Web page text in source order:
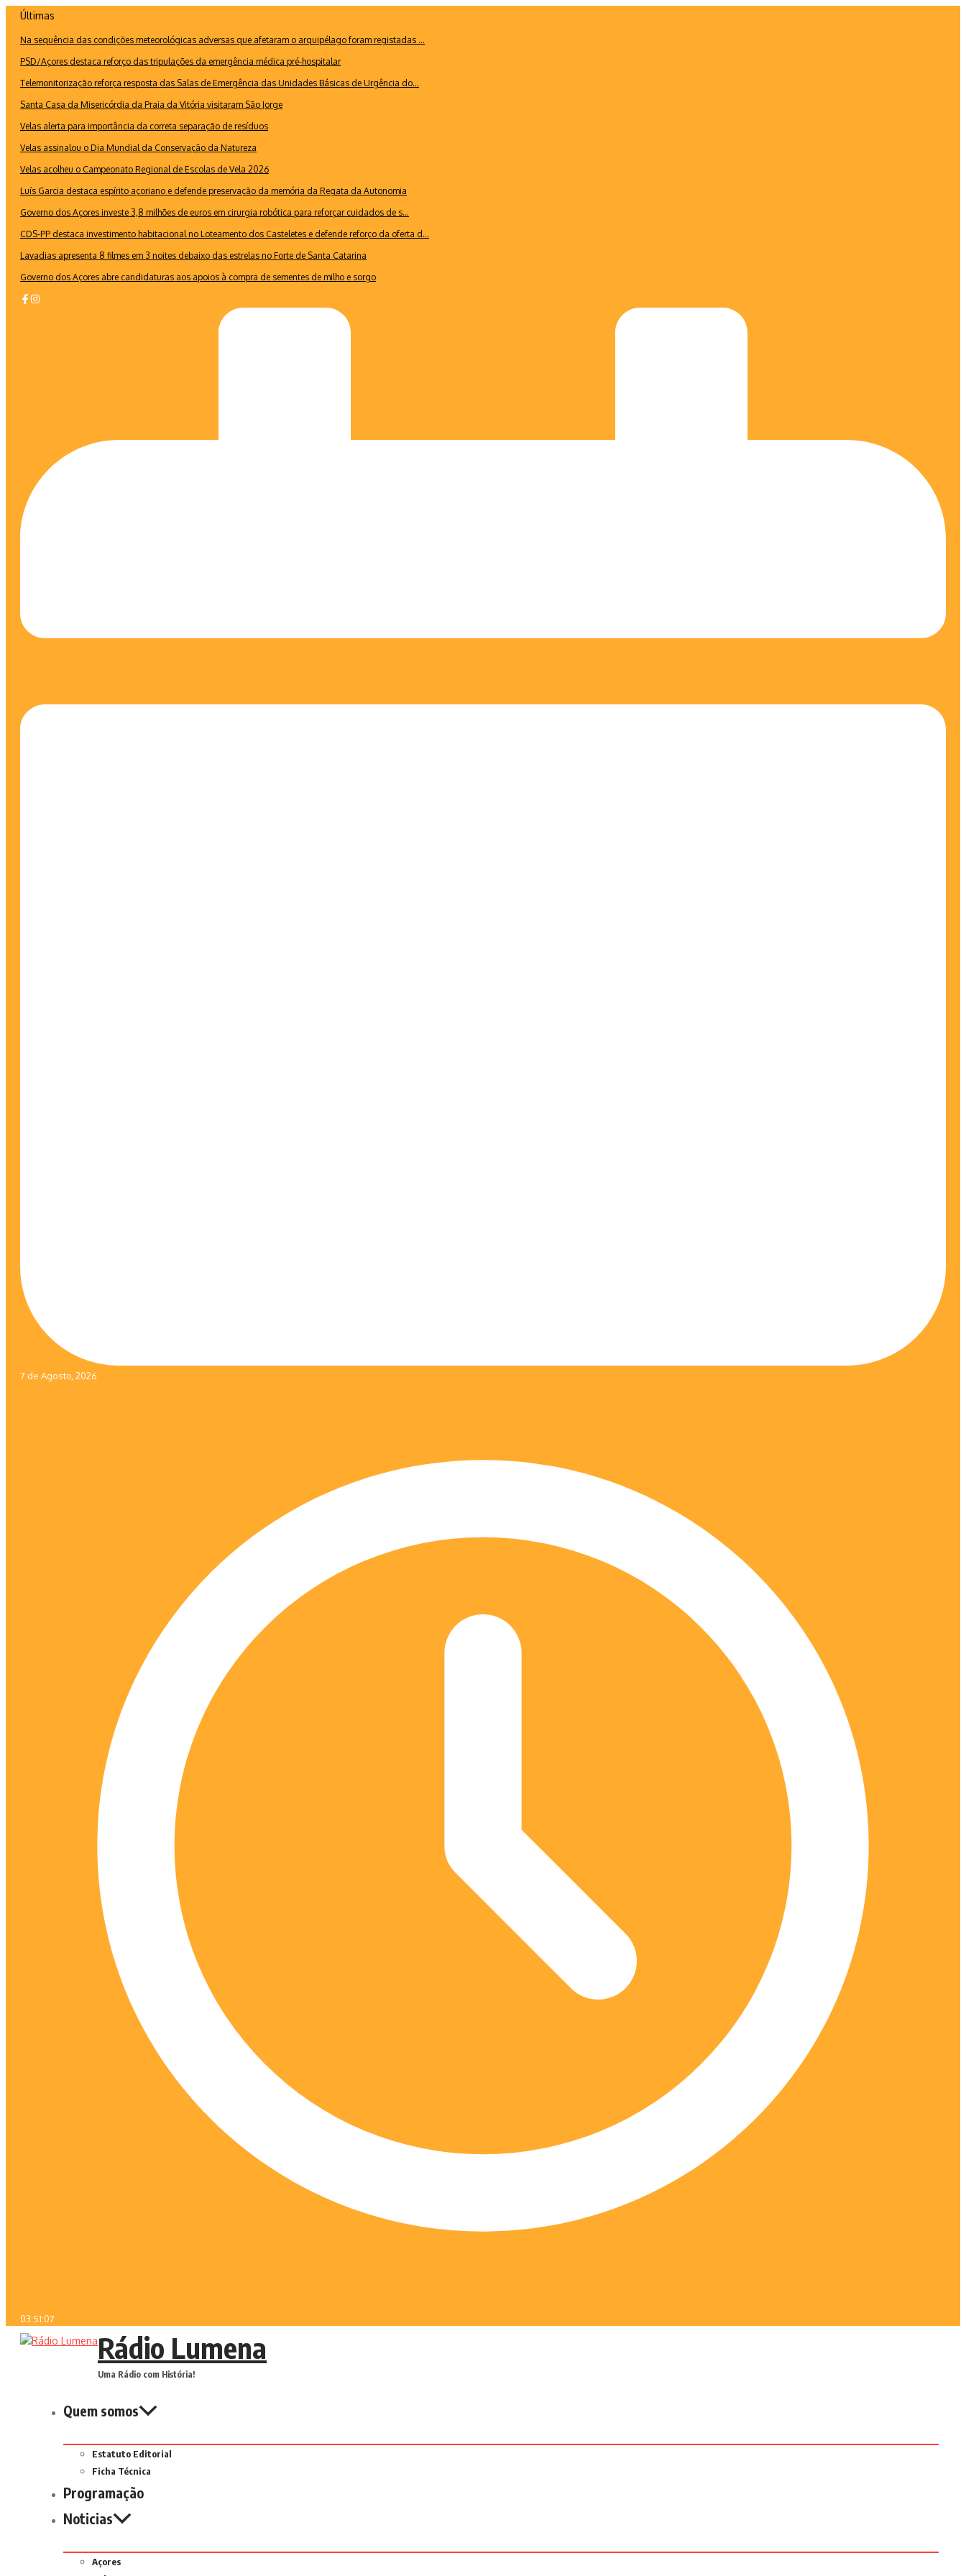
conteúdo
Últimas
Na sequência das condições meteorológicas adversas que afetaram o arquipélago foram registadas ...
PSD/Açores destaca reforço das tripulações da emergência médica pré-hospitalar
Telemonitorização reforça resposta das Salas de Emergência das Unidades Básicas de Urgência do...
Santa Casa da Misericórdia da Praia da Vitória visitaram São Jorge
Velas alerta para importância da correta separação de resíduos
Velas assinalou o Dia Mundial da Conservação da Natureza
Velas acolheu o Campeonato Regional de Escolas de Vela 2026
Luís Garcia destaca espírito açoriano e defende preservação da memória da Regata da Autonomia
Governo dos Açores investe 3,8 milhões de euros em cirurgia robótica para reforçar cuidados de s...
CDS-PP destaca investimento habitacional no Loteamento dos Casteletes e defende reforço da oferta d...
Lavadias apresenta 8 filmes em 3 noites debaixo das estrelas no Forte de Santa Catarina
Governo dos Açores abre candidaturas aos apoios à compra de sementes de milho e sorgo
7 de Agosto, 2026
03:51:07
Rádio Lumena
Uma Rádio com História!
Quem somos
Estatuto Editorial
Ficha Técnica
Programação
Noticias
Açores